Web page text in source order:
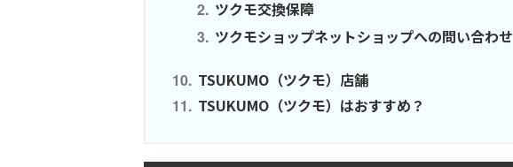
ツクモ交換保障
ツクモショップネットショップへの問い合わせ
TSUKUMO（ツクモ）店舗
TSUKUMO（ツクモ）はおすすめ？